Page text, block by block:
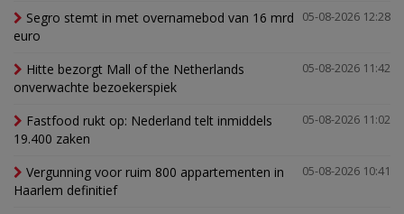
05-08-2026 12:28
Segro stemt in met overnamebod van 16 mrd
euro
05-08-2026 11:42
Hitte bezorgt Mall of the Netherlands
onverwachte bezoekerspiek
05-08-2026 11:02
Fastfood rukt op: Nederland telt inmiddels
19.400 zaken
05-08-2026 10:41
Vergunning voor ruim 800 appartementen in
Haarlem definitief